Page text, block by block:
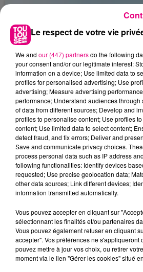
22 juillet 2026
Toulouse : circulation
secteur François Verdier...
Le respect de votre vie
We and our (447) partnersdo the following
your consent and/or our legitimate interest:
information on a device; Use limited data to
profiles for personalised advertising; Use
advertising; Measure advertising
performance; Understand audiences through
of data from different sources; Develop and
profiles to personalise content; Use profiles
content; Use limited data to select content;
detect fraud, and fix errors; Deliver and
Save and communicate privacy choices.
process personal data such as IP address
following functionalities: Identify devices
requested; Use precise geolocation data;
other data sources; Link different devices;
information transmitted automatically.
Vous pouvez accepter en cliquant sur
sélectionnant les finalités et/ou partenaires
Vous pouvez également refuser en cliquant
accepter". Vos préférences ne s'appliqueront
pouvez mettre à jour vos choix, ou retirer
moment via le lien "Gérer les cookies" situé